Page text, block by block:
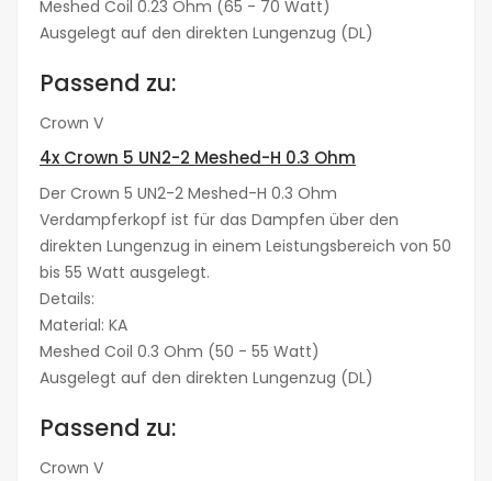
Meshed Coil 0.23 Ohm (65 - 70 Watt)
Ausgelegt auf den direkten Lungenzug (DL)
Passend zu:
Crown V
4x Crown 5 UN2-2 Meshed-H 0.3 Ohm
Der Crown 5 UN2-2 Meshed-H 0.3 Ohm
Verdampferkopf ist für das Dampfen über den
direkten Lungenzug in einem Leistungsbereich von 50
bis 55 Watt ausgelegt.
Details:
Material: KA
Meshed Coil 0.3 Ohm (50 - 55 Watt)
Ausgelegt auf den direkten Lungenzug (DL)
Passend zu:
Crown V